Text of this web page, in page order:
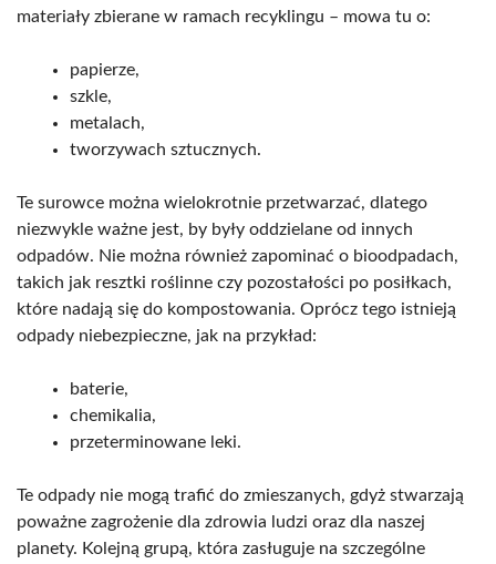
materiały zbierane w ramach recyklingu – mowa tu o:
papierze,
szkle,
metalach,
tworzywach sztucznych.
Te surowce można wielokrotnie przetwarzać, dlatego
niezwykle ważne jest, by były oddzielane od innych
odpadów. Nie można również zapominać o bioodpadach,
takich jak resztki roślinne czy pozostałości po posiłkach,
które nadają się do kompostowania. Oprócz tego istnieją
odpady niebezpieczne, jak na przykład:
baterie,
chemikalia,
przeterminowane leki.
Te odpady nie mogą trafić do zmieszanych, gdyż stwarzają
poważne zagrożenie dla zdrowia ludzi oraz dla naszej
planety. Kolejną grupą, która zasługuje na szczególne